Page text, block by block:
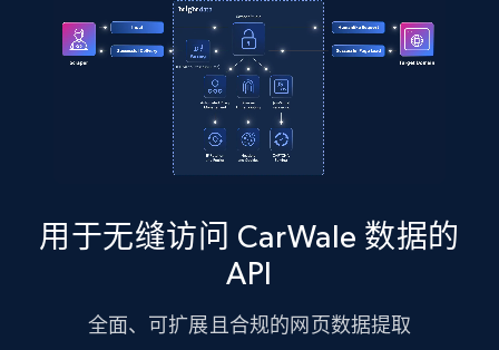
Instagram - Posts
URL, User posted, Description, Hashtags, Num
comments, Date posted, Likes, Photos, and
1.6K+
Instagram - Posts - Collects posts from a
URL, User posted, Description, Hashtags, Num
用于无缝访问 CarWale 数据的
API
全面、可扩展且合规的网页数据提取